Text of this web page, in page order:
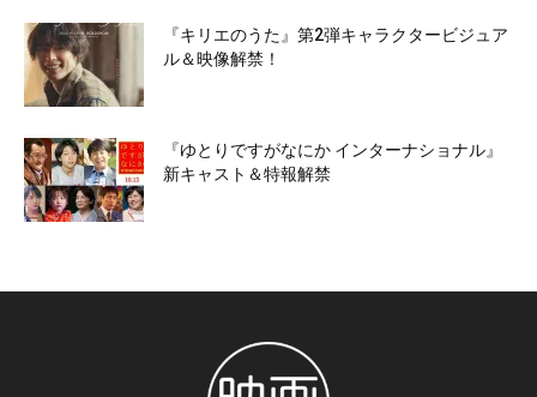
『キリエのうた』第2弾キャラクタービジュア
ル＆映像解禁！
『ゆとりですがなにか インターナショナル』
新キャスト＆特報解禁